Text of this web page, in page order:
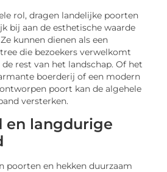
rol, dragen landelijke poorten
bij aan de esthetische waarde
kunnen dienen als een
die bezoekers verwelkomt
rest van het landschap. Of het
boerderij of een modern
poort kan de algehele
versterken.
en langdurige
poorten en hekken duurzaam